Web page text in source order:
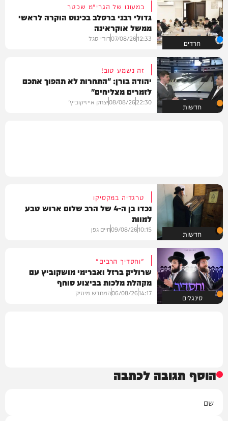
חרדים
במעונו של הגרי"מ שכטר
גדולי רבני ברסלב בכינוס הוקרה לראשי
ממשל אוקראינה
12:33
07/08/26דודי סגל
חדשות
זה נשמע טוב!
יהודה בורן: "התחרות לא תהפוך אתכם
לזמרים מצליחים"
22:30
08/08/26יצחק אייזיקוביץ'
חדשות
טרגדיה במקסיקו
נכדו בן ה-4 של הרב שלום ארוש טבע
למוות
10:15
09/08/26חיים גפן
סינגלים
"וחסדיך הרבים"
שרוליק ברזל ואברימי מושקוביץ עם
מקהלת מלכות בביצוע סוחף
14:17
06/08/26המחדש מיוזיק
הוסף תגובה לכתבה